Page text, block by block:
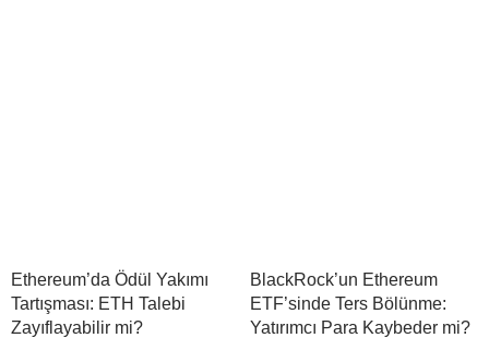
Ethereum’da Ödül Yakımı
Tartışması: ETH Talebi
Zayıflayabilir mi?
BlackRock’un Ethereum
ETF’sinde Ters Bölünme:
Yatırımcı Para Kaybeder mi?